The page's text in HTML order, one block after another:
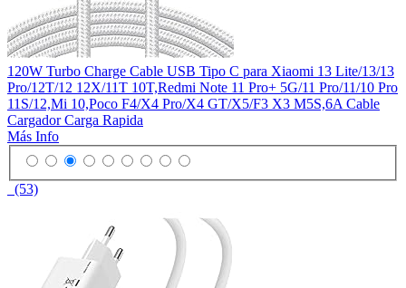
120W Turbo Charge Cable USB Tipo C para Xiaomi 13 Lite/13/13
Pro/12T/12 12X/11T 10T,Redmi Note 11 Pro+ 5G/11 Pro/11/10 Pro
11S/12,Mi 10,Poco F4/X4 Pro/X4 GT/X5/F3 X3 M5S,6A Cable
Cargador Carga Rapida
Más Info
(53)